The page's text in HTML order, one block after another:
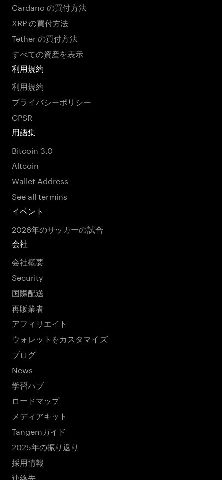
Cardano の買付方法
XRP の買付方法
Tether の買付方法
すべての資産を表示
利用規約
利用規約
プライバシーポリシー
GPSR
用語集
Bitcoin 3.0
Altcoin
Wallet Address
See all termins
イベント
2026年のサッカーの試合
会社
会社概要
Security
国際配送
再販業者
アフィリエイト
ウォレットをカスタマイズ
ブログ
News
学習ハブ
ロードマップ
メディアキット
Tangemガイド
2025年の振り返り
採用情報
連絡先